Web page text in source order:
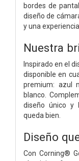
bordes de
diseño de
y una
Nuestra
Inspirado en el
disponible en
premium: azul
blanco.
diseño único y
queda bien.
Diseño
Con Corning®